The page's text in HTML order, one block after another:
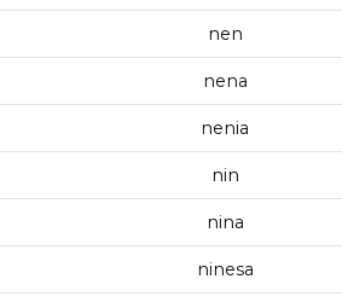
nen
nena
nenia
nin
nina
ninesa